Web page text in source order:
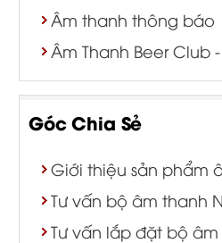
Âm thanh thông báo
Âm Thanh Beer Club
Góc Chia Sẻ
Giới thiệu sản phẩm
Tư vấn bộ âm thanh
Tư vấn lắp đặt bộ